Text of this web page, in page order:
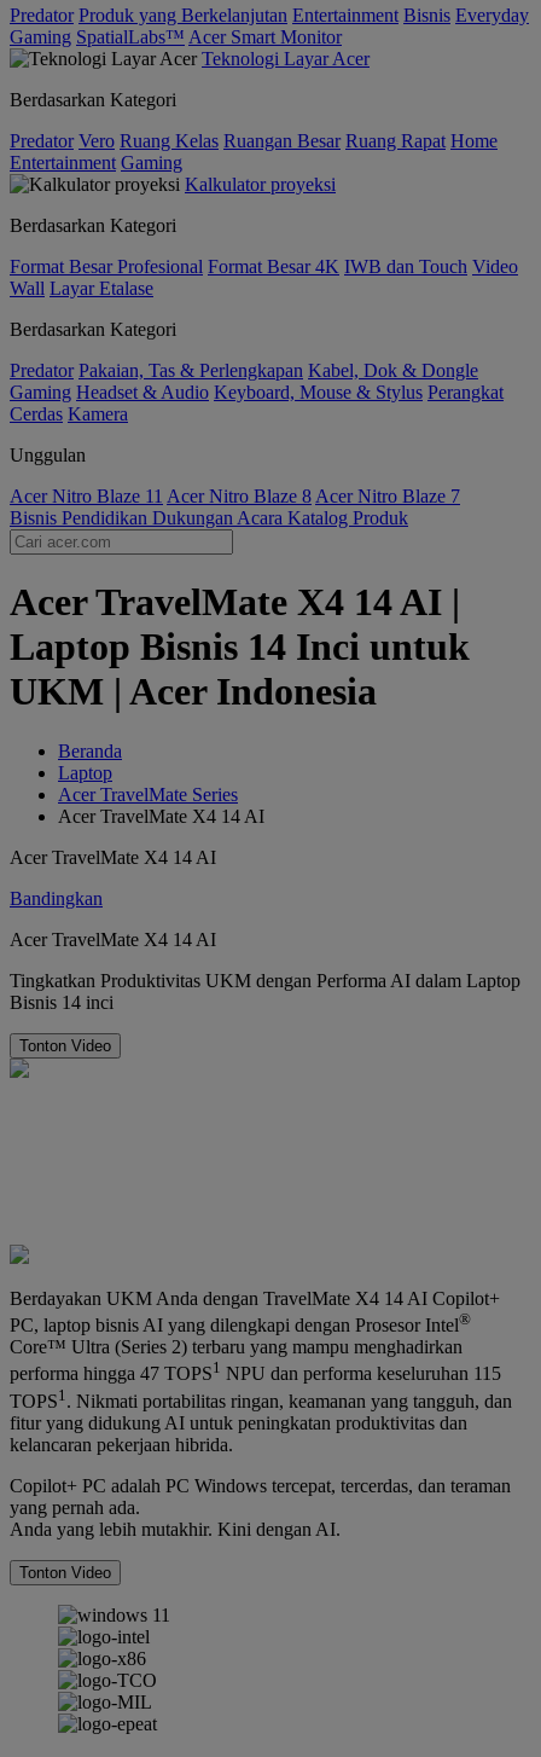
Predator Produk yang Berkelanjutan Entertainment Bisnis Everyday
Gaming SpatialLabs™ Acer Smart Monitor
Teknologi Layar Acer
Berdasarkan Kategori
Predator Vero Ruang Kelas Ruangan Besar Ruang Rapat Home
Entertainment Gaming
Kalkulator proyeksi
Berdasarkan Kategori
Format Besar Profesional Format Besar 4K IWB dan Touch Video
Wall Layar Etalase
Berdasarkan Kategori
Predator Pakaian, Tas & Perlengkapan Kabel, Dok & Dongle
Gaming Headset & Audio Keyboard, Mouse & Stylus Perangkat
Cerdas Kamera
Unggulan
Acer Nitro Blaze 11 Acer Nitro Blaze 8 Acer Nitro Blaze 7
Bisnis Pendidikan Dukungan Acara Katalog Produk
Acer TravelMate X4 14 AI |
Laptop Bisnis 14 Inci untuk
UKM | Acer Indonesia
Beranda
Laptop
Acer TravelMate Series
Acer TravelMate X4 14 AI
Acer TravelMate X4 14 AI
Bandingkan
Acer TravelMate X4 14 AI
Tingkatkan Produktivitas UKM dengan Performa AI dalam Laptop
Bisnis 14 inci
Tonton Video
Berdayakan UKM Anda dengan TravelMate X4 14 AI Copilot+
PC, laptop bisnis AI yang dilengkapi dengan Prosesor Intel®
Core™ Ultra (Series 2) terbaru yang mampu menghadirkan
performa hingga 47 TOPS1 NPU dan performa keseluruhan 115
TOPS1 . Nikmati portabilitas ringan, keamanan yang tangguh, dan
fitur yang didukung AI untuk peningkatan produktivitas dan
kelancaran pekerjaan hibrida.
Copilot+ PC adalah PC Windows tercepat, tercerdas, dan teraman
yang pernah ada.
Anda yang lebih mutakhir. Kini dengan AI.
Tonton Video